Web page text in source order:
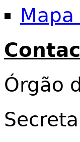
Órgão